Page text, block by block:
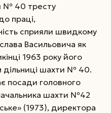
№ 40 тресту
праці,
сприяли швидкому
Васильовича як
1963 року його
дільниці шахти № 40.
посади головного
шахти №42
(1973), директора